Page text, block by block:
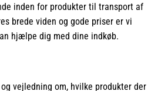
inden for produkter til transport af
brede viden og gode priser er vi
hjælpe dig med dine indkøb.
vejledning om, hvilke produkter der